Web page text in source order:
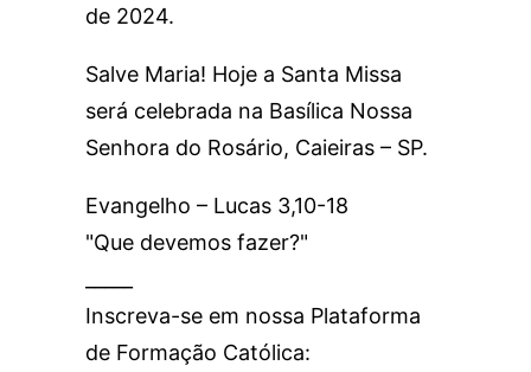
de 2024.
Salve Maria! Hoje a Santa Missa
será celebrada na Basílica Nossa
Senhora do Rosário, Caieiras – SP.
Evangelho – Lucas 3,10-18
"Que devemos fazer?"
Inscreva-se em nossa Plataforma
de Formação Católica: